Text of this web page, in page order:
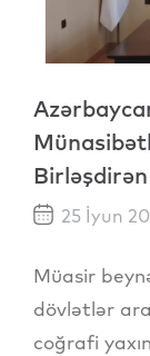
25 İyun
Müasir
dövlətlər
coğrafi